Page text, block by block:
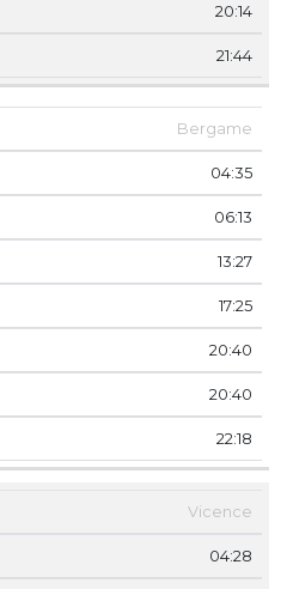
20:14
21:44
Bergame
04:35
06:13
13:27
17:25
20:40
20:40
22:18
Vicence
04:28